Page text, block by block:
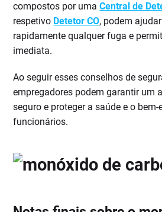
compostos por umaCentral de
respetivo Detetor CO, podem
rapidamente qualquer fuga e
imediata.
Ao seguir esses conselhos de
empregadores podem garantir um
seguro e proteger a saúde e o bem-
funcionários.